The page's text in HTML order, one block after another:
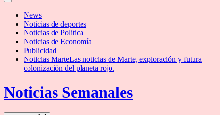
Off
CanvasNews
Noticias de deportes
Noticias de Politica
Noticias de Economía
Publicidad
Noticias MarteLas noticias de Marte, exploración y futura
colonización del planeta rojo.
Noticias Semanales